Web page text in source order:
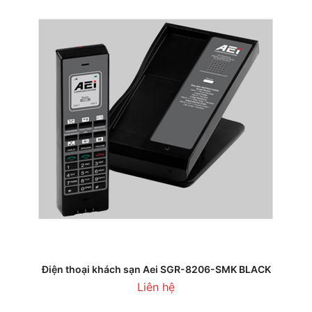
Điện thoại khách sạn Aei SGR-8206-SMK BLACK
Liên hệ